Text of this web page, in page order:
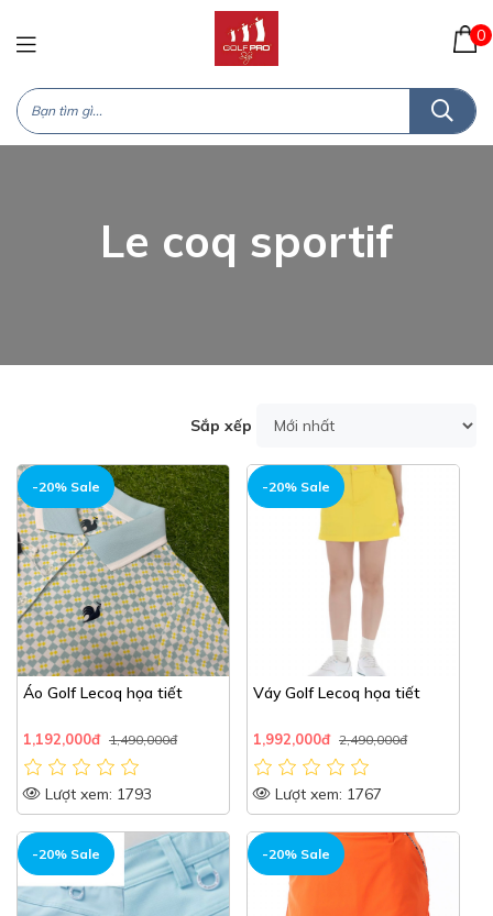
0
Le coq sportif
Sắp xếp
-20% Sale
Áo Golf Lecoq họa tiết
1,192,000đ 1,490,000đ
Lượt xem: 1793
-20% Sale
Váy Golf Lecoq họa tiết
1,992,000đ 2,490,000đ
Lượt xem: 1767
-20% Sale -20% Sale